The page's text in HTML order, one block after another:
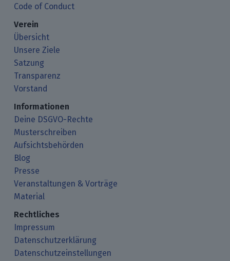
Code of Conduct
Verein
Übersicht
Unsere Ziele
Satzung
Transparenz
Vorstand
Informationen
Deine DSGVO-Rechte
Musterschreiben
Aufsichtsbehörden
Blog
Presse
Veranstaltungen & Vorträge
Material
Rechtliches
Impressum
Datenschutzerklärung
Datenschutzeinstellungen